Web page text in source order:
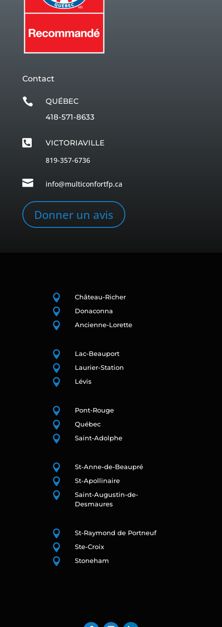
Contact

QUÉBEC
418-571-8633

VICTORIAVILLE
819-357-6736
 info@multiconfortfp.ca
Donner un avis
 Château-Richer
 Donaconna
 Ancienne-Lorette
 Lac-Beauport
 Laurier-Station
 Lévis
 Pont-Rouge
 Québec
 Saint-Adolphe
 St-Anne-de-Beaupré
 St-Apollinaire

Saint-Augustin-de-
Desmaures
 St-Raymond de Portneuf
 Ste-Croix
 Stoneham